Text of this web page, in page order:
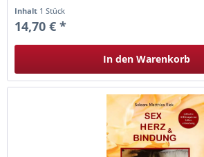
Inhalt 1 Stück
14,70 € *
In den Warenkorb